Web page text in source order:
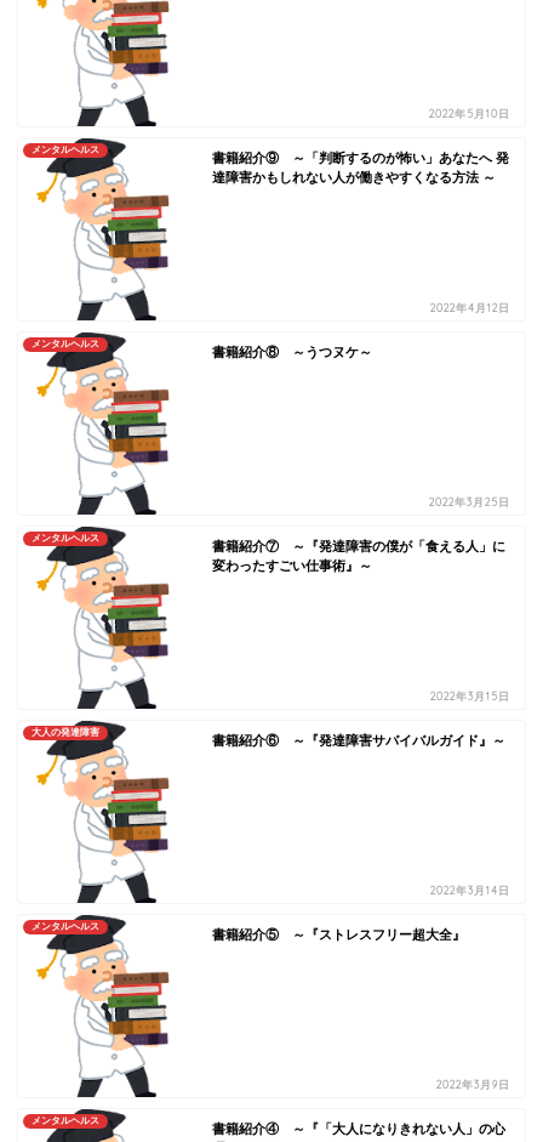
2022年5月10日
メンタルヘルス
書籍紹介⑨ ～「判断するのが怖い」あなたへ 発
達障害かもしれない人が働きやすくなる方法 ～
2022年4月12日
メンタルヘルス
書籍紹介⑧ ～うつヌケ～
2022年3月25日
メンタルヘルス
書籍紹介⑦ ～『発達障害の僕が「食える人」に
変わったすごい仕事術』～
2022年3月15日
大人の発達障害
書籍紹介⑥ ～『発達障害サバイバルガイド』～
2022年3月14日
メンタルヘルス
書籍紹介⑤ ～『ストレスフリー超大全』
2022年3月9日
メンタルヘルス
書籍紹介④ ～『「大人になりきれない人」の心